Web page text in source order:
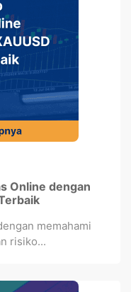
Online dengan
memahami
risiko...